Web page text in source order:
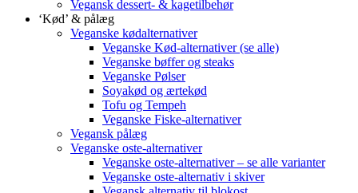
Vegansk dessert- & kagetilbehør
‘Kød’ & pålæg
Veganske kødalternativer
Veganske Kød-alternativer (se alle)
Veganske bøffer og steaks
Veganske Pølser
Soyakød og ærtekød
Tofu og Tempeh
Veganske Fiske-alternativer
Vegansk pålæg
Veganske oste-alternativer
Veganske oste-alternativer – se alle varianter
Veganske oste-alternativ i skiver